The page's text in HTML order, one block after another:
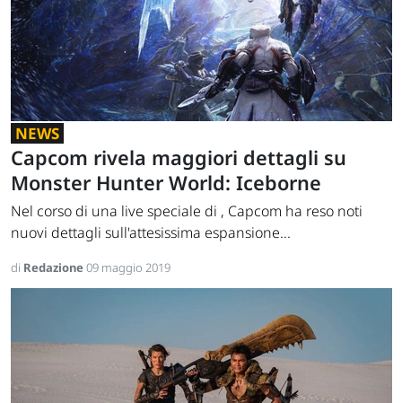
NEWS
Capcom rivela maggiori dettagli su
Monster Hunter World: Iceborne
Nel corso di una live speciale di , Capcom ha reso noti
nuovi dettagli sull'attesissima espansione...
di Redazione09 maggio 2019